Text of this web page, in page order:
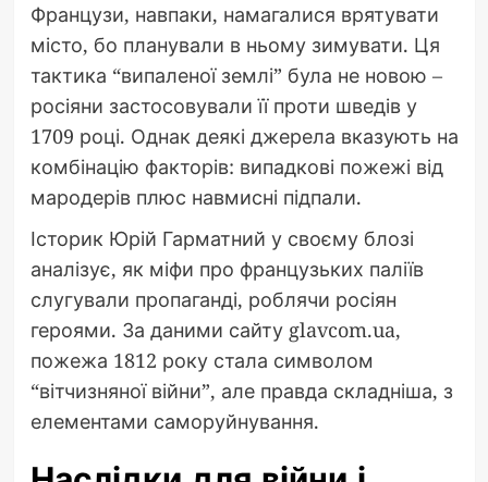
Французи, навпаки, намагалися врятувати
місто, бо планували в ньому зимувати. Ця
тактика “випаленої землі” була не новою –
росіяни застосовували її проти шведів у
1709 році. Однак деякі джерела вказують на
комбінацію факторів: випадкові пожежі від
мародерів плюс навмисні підпали.
Історик Юрій Гарматний у своєму блозі
аналізує, як міфи про французьких паліїв
слугували пропаганді, роблячи росіян
героями. За даними сайту glavcom.ua,
пожежа 1812 року стала символом
“вітчизняної війни”, але правда складніша, з
елементами саморуйнування.